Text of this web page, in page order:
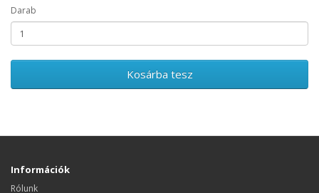
Darab
Kosárba tesz
Információk
Rólunk